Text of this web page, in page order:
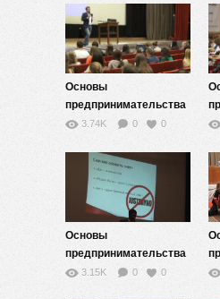
Основы
предпринимательства
— 133.74K 0 0
—
Основы
предпринимательства
— 113.15K 0 0
—